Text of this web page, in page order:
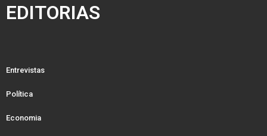
EDITORIAS
Entrevistas
Política
Economia